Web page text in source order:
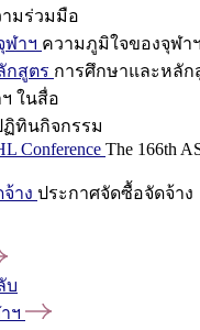
มร่วมมือ
ฬาฯ ความภูมิใจของจุฬาฯ
กสูตร การศึกษาและหลัก
ในสื่อ
ฏิทินกิจกรรม
Conference The 166th
าง ประกาศจัดซื้อจัดจ้าง
บ
ฯ